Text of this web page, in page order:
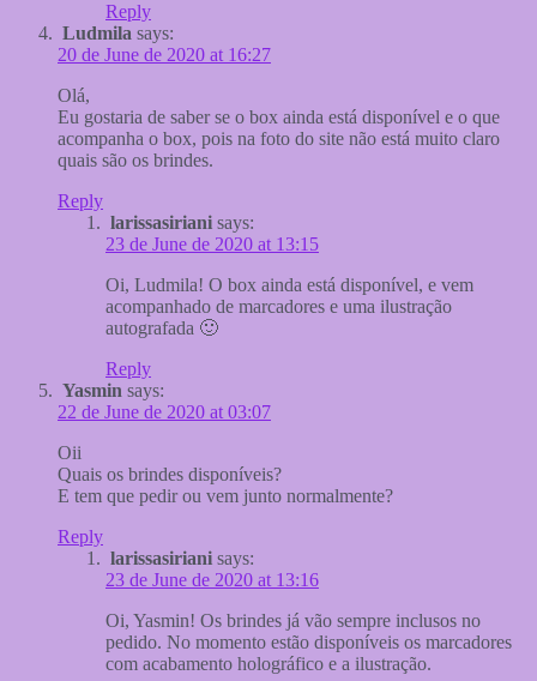
Reply
Ludmila says:
20 de June de 2020 at 16:27
Olá,
Eu gostaria de saber se o box ainda está disponível e o que
acompanha o box, pois na foto do site não está muito claro
quais são os brindes.
Reply
larissasiriani says:
23 de June de 2020 at 13:15
Oi, Ludmila! O box ainda está disponível, e vem
acompanhado de marcadores e uma ilustração
autografada 🙂
Reply
Yasmin says:
22 de June de 2020 at 03:07
Oii
Quais os brindes disponíveis?
E tem que pedir ou vem junto normalmente?
Reply
larissasiriani says:
23 de June de 2020 at 13:16
Oi, Yasmin! Os brindes já vão sempre inclusos no
pedido. No momento estão disponíveis os marcadores
com acabamento holográfico e a ilustração.